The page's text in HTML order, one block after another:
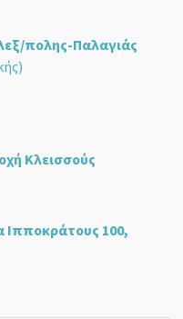
πολης-Παλαγιάς
Κλεισσούς
Ιπποκράτους 100,